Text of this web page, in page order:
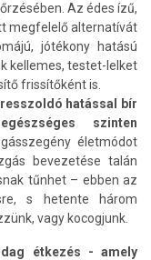
Az édes ízű,
megfelelő alternatívát
jótékony hatású
kellemes, testet-lelket
frissítőként is.
hatással bír
szinten
életmódot
bevezetése talán
tűnhet – ebben az
s hetente három
vagy kocogjunk.
étkezés - amely